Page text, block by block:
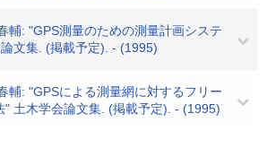
輔: "GPS測量のための測量計画システ
文集. (掲載予定). - (1995)
輔: "GPSによる測量網に対するフリー
" 土木学会論文集. (掲載予定). - (1995)